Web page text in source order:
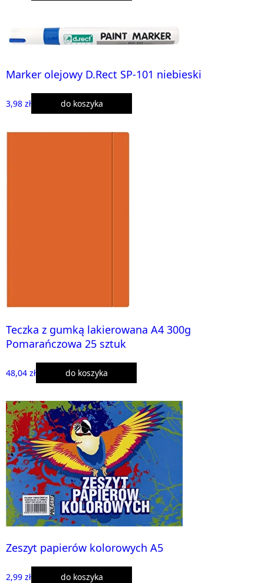
Marker olejowy D.Rect SP-101 niebieski
3,98 zł do koszyka
Teczka z gumką lakierowana A4 300g
Pomarańczowa 25 sztuk
48,04 zł do koszyka
Zeszyt papierów kolorowych A5
2,99 zł do koszyka